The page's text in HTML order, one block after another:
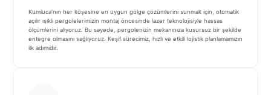
Kumluca’nın her köşesine en uygun gölge çözümlerini sunmak için, otomatik
açılır ışıklı pergolelerimizin montaj öncesinde lazer teknolojisiyle hassas
ölçümlerini alıyoruz. Bu sayede, pergolenizin mekanınıza kusursuz bir şekilde
entegre olmasını sağlıyoruz. Keşif sürecimiz, hızlı ve etkili lojistik planlamamızın
ilk adımıdır.